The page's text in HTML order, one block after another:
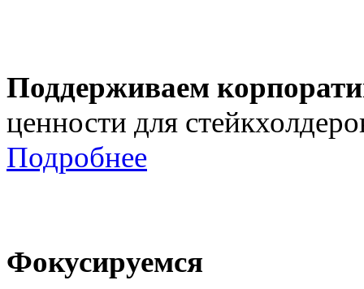
Поддерживаем
ценности для
Подробнее
Фокусируемся